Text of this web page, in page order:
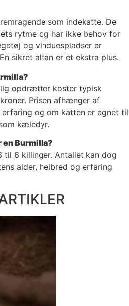
som indekatte. De
rytme og har ikke behov for
og vinduespladser er
sikret altan er et ekstra plus.
opdrætter koster typisk
Prisen afhænger af
og om katten er egnet til
kæledyr.
en Burmilla?
til 6 killinger. Antallet kan dog
alder, helbred og erfaring